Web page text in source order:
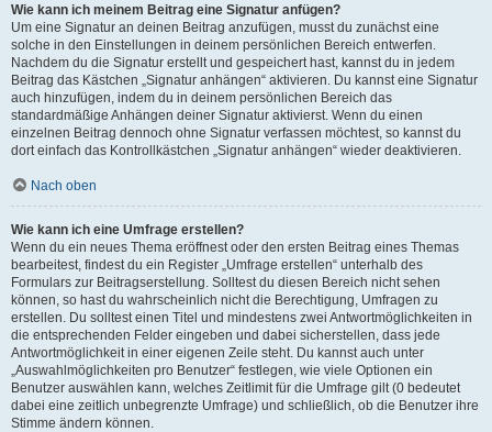
Wie kann ich meinem Beitrag eine Signatur anfügen?
Um eine Signatur an deinen Beitrag anzufügen, musst du zunächst eine
solche in den Einstellungen in deinem persönlichen Bereich entwerfen.
Nachdem du die Signatur erstellt und gespeichert hast, kannst du in jedem
Beitrag das Kästchen „Signatur anhängen“ aktivieren. Du kannst eine Signatur
auch hinzufügen, indem du in deinem persönlichen Bereich das
standardmäßige Anhängen deiner Signatur aktivierst. Wenn du einen
einzelnen Beitrag dennoch ohne Signatur verfassen möchtest, so kannst du
dort einfach das Kontrollkästchen „Signatur anhängen“ wieder deaktivieren.
Nach oben
Wie kann ich eine Umfrage erstellen?
Wenn du ein neues Thema eröffnest oder den ersten Beitrag eines Themas
bearbeitest, findest du ein Register „Umfrage erstellen“ unterhalb des
Formulars zur Beitragserstellung. Solltest du diesen Bereich nicht sehen
können, so hast du wahrscheinlich nicht die Berechtigung, Umfragen zu
erstellen. Du solltest einen Titel und mindestens zwei Antwortmöglichkeiten in
die entsprechenden Felder eingeben und dabei sicherstellen, dass jede
Antwortmöglichkeit in einer eigenen Zeile steht. Du kannst auch unter
„Auswahlmöglichkeiten pro Benutzer“ festlegen, wie viele Optionen ein
Benutzer auswählen kann, welches Zeitlimit für die Umfrage gilt (0 bedeutet
dabei eine zeitlich unbegrenzte Umfrage) und schließlich, ob die Benutzer ihre
Stimme ändern können.